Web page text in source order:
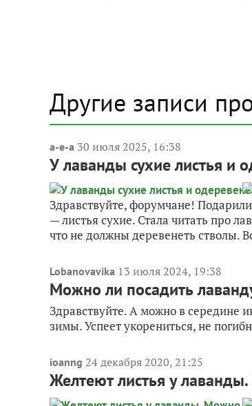
Другие записи
a-e-a 30 июля 2025, 16:38
У лаванды сухие листья и
Здравствуйте, форумчане!
— листья сухие. Стала читать про
что не должны деревенеть стволы.
Lobanovavika 13 июля 2024, 19:38
Можно ли посадить
Здравствуйте. А можно в середине
зимы. Успеет укорениться, не
ioanng 24 декабря 2020, 21:25
Желтеют листья у